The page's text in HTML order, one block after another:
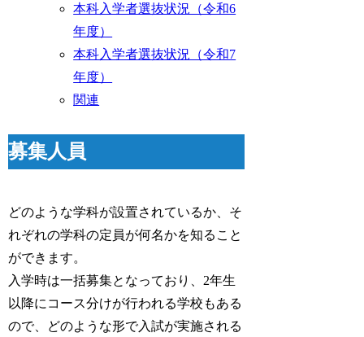
本科入学者選抜状況（令和6
年度）
本科入学者選抜状況（令和7
年度）
関連
募集人員
どのような学科が設置されているか、そ
れぞれの学科の定員が何名かを知ること
ができます。
入学時は一括募集となっており、2年生
以降にコース分けが行われる学校もある
ので、どのような形で入試が実施される